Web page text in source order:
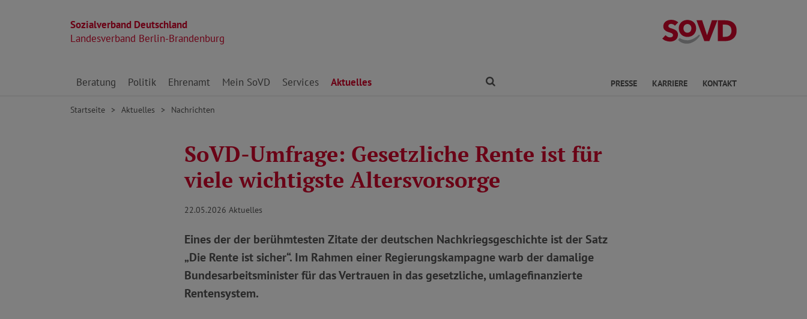
Sozialverband Deutschland
Landesverband Berlin-Brandenburg
Direkt zu den Inhalten springen
Beratung Politik Ehrenamt Mein SoVD Services Aktuelles PRESSE KARRIERE KONTAKT
Startseite Aktuelles Nachrichten
SoVD-Umfrage: Gesetzliche Rente ist für
viele wichtigste Altersvorsorge
22.05.2026 Aktuelles
Eines der der berühmtesten Zitate der deutschen Nachkriegsgeschichte ist der Satz
„Die Rente ist sicher“. Im Rahmen einer Regierungskampagne warb der damalige
Bundesarbeitsminister für das Vertrauen in das gesetzliche, umlagefinanzierte
Rentensystem.